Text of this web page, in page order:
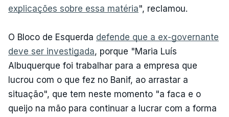
explicações sobre essa matéria", reclamou.
O Bloco de Esquerda defende que a ex-governante
deve ser investigada, porque "Maria Luís
Albuquerque foi trabalhar para a empresa que
lucrou com o que fez no Banif, ao arrastar a
situação", que tem neste momento "a faca e o
queijo na mão para continuar a lucrar com a forma